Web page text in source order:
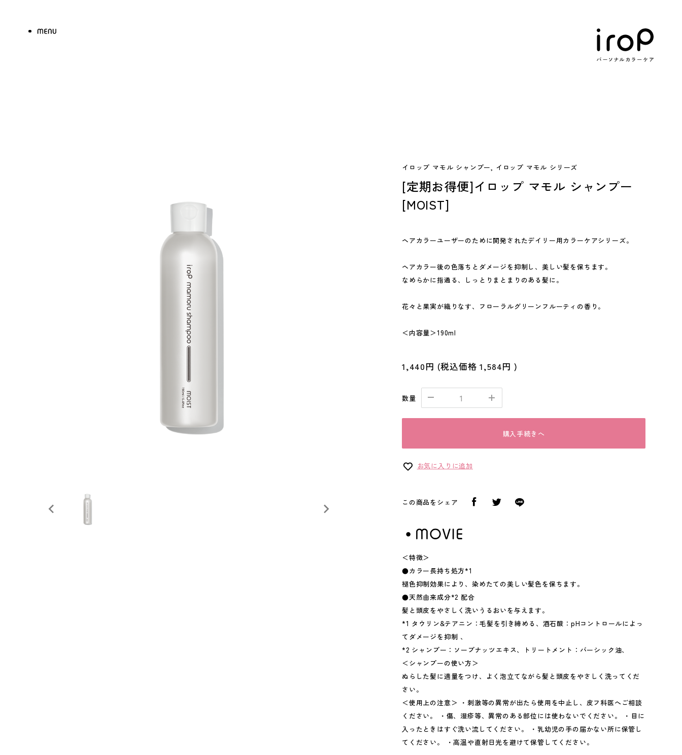
イロップ マモル シャンプー, イロップ マモル シリーズ
[定期お得便]イロップ マモル シャンプー
[MOIST]
ヘアカラーユーザーのために開発されたデイリー用カラーケアシリーズ。
ヘアカラー後の色落ちとダメージを抑制し、美しい髪を保ちます。
なめらかに指通る、しっとりまとまりのある髪に。
花々と果実が織りなす、フローラルグリーンフルーティの香り。
＜内容量＞190ml
1,440円 (税込価格1,584円 )
数量
購入手続きへ
お気に入りに追加
この商品をシェア
＜特徴＞
●カラー長持ち処方*1
褪色抑制効果により、染めたての美しい髪色を保ちます。
●天然由来成分*2 配合
髪と頭皮をやさしく洗いうるおいを与えます。
*1 タウリン&テアニン：毛髪を引き締める、酒石酸：pHコントロールによっ
てダメージを抑制 、
*2 シャンプー：ソープナッツエキス、トリートメント：バーシック油、
＜シャンプーの使い方＞
ぬらした髪に適量をつけ、よく泡立てながら髪と頭皮をやさしく洗ってくだ
さい。
＜使用上の注意＞ ・刺激等の異常が出たら使用を中止し、皮フ科医へご相談
ください。 ・傷、湿疹等、異常のある部位には使わないでください。 ・目に
入ったときはすぐ洗い流してください。 ・乳幼児の手の届かない所に保管し
てください。 ・高温や直射日光を避けて保管してください。